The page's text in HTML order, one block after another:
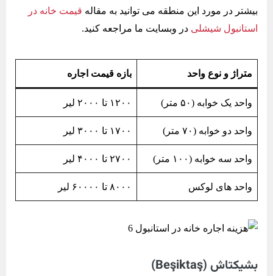
بیشتر در مورد این منطقه می توانید به مقاله قیمت خانه در
استانبول شیشلی در وبسایت ما مراجعه کنید.
متراژ و نوع واحد بازه قیمت اجاره
واحد یک خوابه (۵۰ متر) ۱۲۰۰ تا ۲۰۰۰ لیر
واحد دو خوابه (۷۰ متر) ۱۷۰۰ تا ۳۰۰۰ لیر
واحد سه خوابه (۱۰۰ متر) ۲۷۰۰ تا ۴۰۰۰ لیر
واحد های لوکس ۸۰۰۰ تا ۶۰۰۰۰ لیر
بشیکتاش (Beşiktaş)